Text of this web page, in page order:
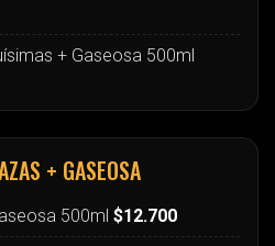
+ Gaseosa 500ml
+ GASEOSA
500ml $12.700